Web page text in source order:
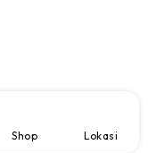
Shop Lokasi